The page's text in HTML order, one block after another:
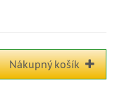
Nákupný košík